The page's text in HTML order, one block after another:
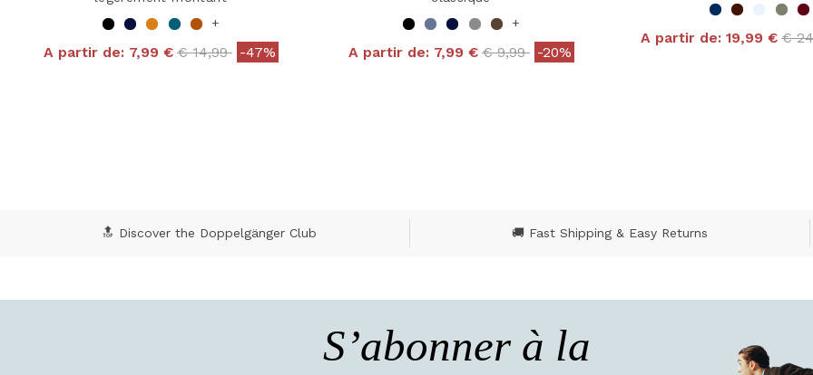
+
A partir de: 7,99 € Price reduced from
€ 14,99to-47%
+
A partir de: 7,99 € Price reduced from
€ 9,99to-20%
A partir de: 19,99 € €
🔝 Discover the Doppelgänger Club 🚚 Fast Shipping & Easy Returns
S’abonner à la